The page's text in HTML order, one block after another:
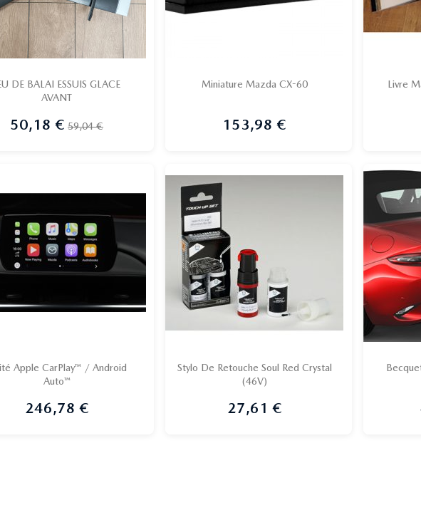
DE BALAI ESSUIS GLACE
AVANT
Prix
50,18 € Prix de base
59,04 €

Miniature Mazda CX-60
Prix
153,98 €

Livre
Apple CarPlay™ / Android
Auto™
Prix
246,78 €

Stylo De Retouche Soul Red Crystal
(46V)
Prix
27,61 €